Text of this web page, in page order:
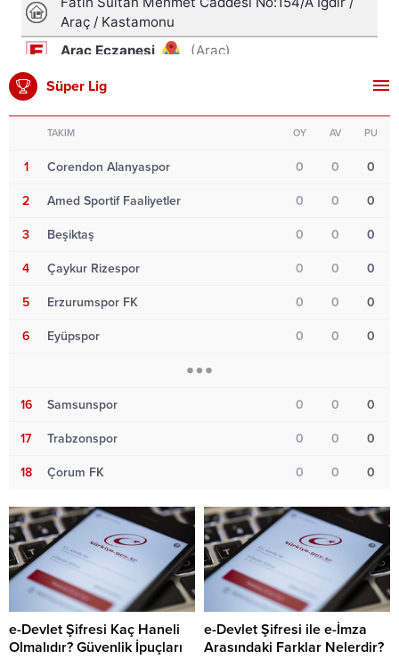
Süper Lig
TAKIM OY AV PU
1 Corendon Alanyaspor 0 0 0
2 Amed Sportif Faaliyetler 0 0 0
3 Beşiktaş 0 0 0
4 Çaykur Rizespor 0 0 0
5 Erzurumspor FK 0 0 0
6 Eyüpspor 0 0 0
16 Samsunspor 0 0 0
17 Trabzonspor 0 0 0
18 Çorum FK 0 0 0
e-Devlet Şifresi Kaç Haneli
Olmalıdır? Güvenlik İpuçları
e-Devlet Şifresi ile e-İmza
Arasındaki Farklar Nelerdir?